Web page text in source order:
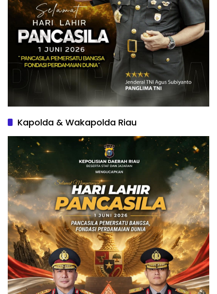
Kapolda & Wakapolda Riau